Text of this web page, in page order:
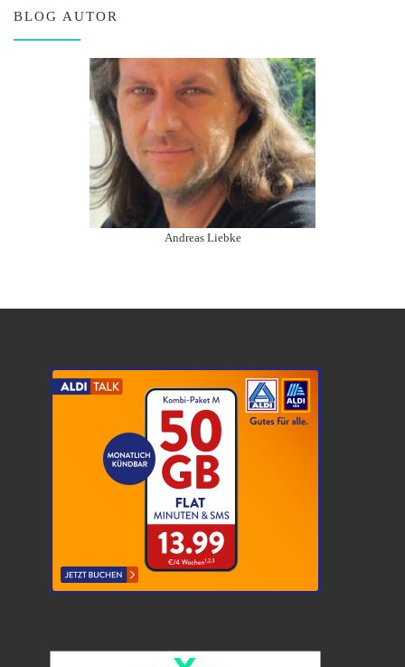
BLOG AUTOR
Andreas Liebke